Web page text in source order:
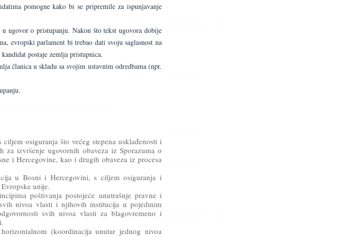
pomogne kako bi se pripremile za ispunjavanje
ugovor o pristupanju. Nakon što tekst ugovora dobije
evropski parlament bi trebao dati svoju saglasnost na
postaje zemlja pristupnica.
članica u skladu sa svojim ustavnim odredbama (npr.
osiguranja što većeg stepena usklađenosti i
izvršenje ugovornih obaveza iz Sporazuma o
i Hercegovine, kao i drugih obaveza iz procesa
u Bosni i Hercegovini, s ciljem osiguranja i
unije.
poštivanja postojeće unutrašnje pravne i
nivoa vlasti i njihovih institucija u pojedinim
svih nivoa vlasti za blagovremeno i
(koordinacija unutar jednog nivoa